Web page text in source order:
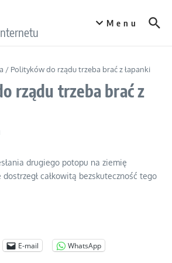
Menu
/ Polityków do rządu trzeba brać z łapanki
rządu trzeba brać z
drugiego potopu na ziemię
dostrzegł całkowitą bezskuteczność tego
E-mail WhatsApp